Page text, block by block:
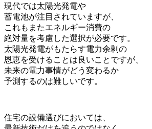
現代では太陽光発電や
蓄電池が注目されていますが、
これもまたエネルギー消費の
絶対量を考慮した選択が必要です。
太陽光発電がもたらす電力余剰の
恩恵を受けることは良いことですが、
未来の電力事情がどう変わるか
予測するのは難しいです。
住宅の設備選びにおいては、